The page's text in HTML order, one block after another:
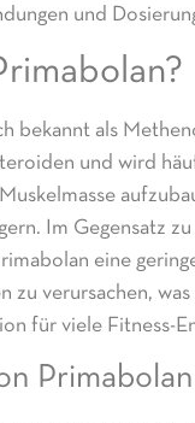
und
bekannt als
und wird
Im Gegensatz
eine
zu verursachen,
für viele Fitness-